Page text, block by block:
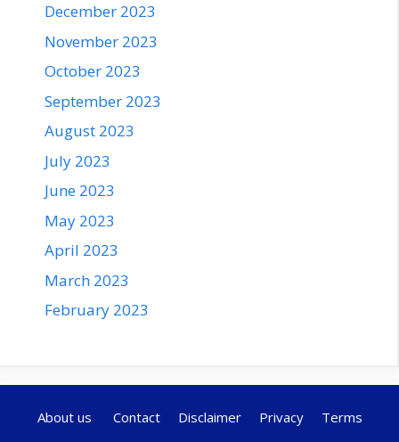
December 2023
November 2023
October 2023
September 2023
August 2023
July 2023
June 2023
May 2023
April 2023
March 2023
February 2023
About us Contact Disclaimer Privacy
Terms